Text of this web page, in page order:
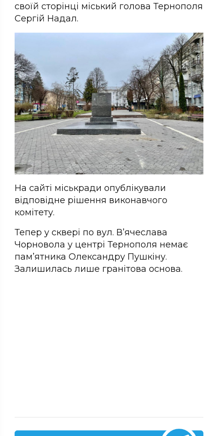
своїй сторінці міський голова Тернополя
Сергій Надал.
На сайті міськради опублікували
відповідне рішення виконавчого
комітету.
Тепер у сквері по вул. В’ячеслава
Чорновола у центрі Тернополя немає
пам’ятника Олександру Пушкіну.
Залишилась лише гранітова основа.